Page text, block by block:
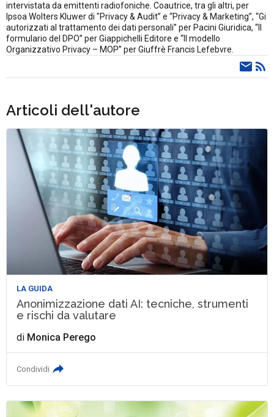
intervistata da emittenti radiofoniche. Coautrice, tra gli altri, per
Ipsoa Wolters Kluwer di "Privacy & Audit” e “Privacy & Marketing”, “Gi
autorizzati al trattamento dei dati personali” per Pacini Giuridica, “Il
formulario del DPO” per Giappichelli Editore e “Il modello
Organizzativo Privacy – MOP” per Giuffrè Francis Lefebvre.
Articoli dell'autore
LA GUIDA
Anonimizzazione dati AI: tecniche, strumenti
e rischi da valutare
di Monica Perego
Condividi